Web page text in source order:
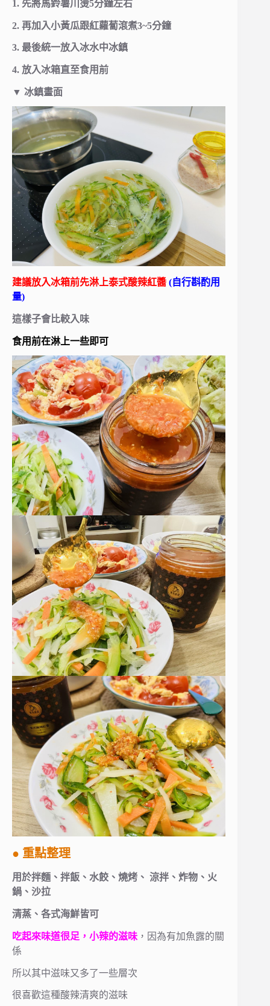
1. 先將馬鈴薯川燙5分鐘左右
2. 再加入小黃瓜跟紅蘿蔔滾煮3~5分鐘
3. 最後統一放入冰水中冰鎮
4. 放入冰箱直至食用前
▼ 冰鎮畫面
建議放入冰箱前先淋上泰式酸辣紅醬 (自行斟酌用
量)
這樣子會比較入味
食用前在淋上一些即可
● 重點整理
用於拌麵、拌飯、水餃、燒烤、 涼拌、炸物、火
鍋、沙拉
清蒸、各式海鮮皆可
吃起來味道很足，小辣的滋味 ，因為有加魚露的關
係
所以其中滋味又多了一些層次
很喜歡這種酸辣清爽的滋味